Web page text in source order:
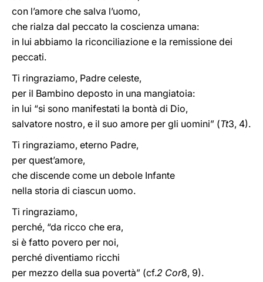
con l’amore che salva l’uomo,
che rialza dal peccato la coscienza umana:
in lui abbiamo la riconciliazione e la remissione dei
peccati.
Ti ringraziamo, Padre celeste,
per il Bambino deposto in una mangiatoia:
in lui “si sono manifestati la bontà di Dio,
salvatore nostro, e il suo amore per gli uomini” (Tt3, 4).
Ti ringraziamo, eterno Padre,
per quest’amore,
che discende come un debole Infante
nella storia di ciascun uomo.
Ti ringraziamo,
perché, “da ricco che era,
si è fatto povero per noi,
perché diventiamo ricchi
per mezzo della sua povertà” (cf.2 Cor8, 9).